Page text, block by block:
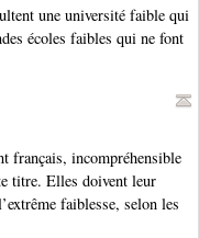
une université faible qui
écoles faibles qui ne font
français, incompréhensible
titre. Elles doivent leur
faiblesse, selon les